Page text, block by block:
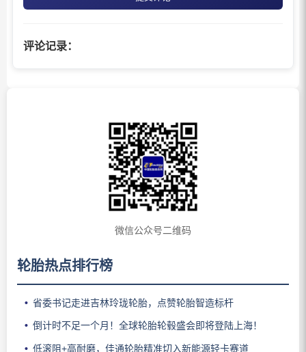
评论记录：
微信公众号二维码
轮胎热点排行榜
省委书记走进吉林玲珑轮胎，点赞轮胎智造标杆
倒计时不足一个月！全球轮胎轮毂盛会即将登陆上海！
低滚阻+高耐磨，佳通轮胎精准切入新能源轻卡赛道